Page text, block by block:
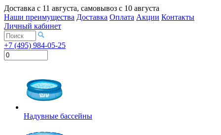
Доставка с 11 августа, самовывоз с 10 августа
Наши преимущества Доставка Оплата Акции Контакты
Личный кабинет
+7 (495) 984-05-25
Надувные бассейны